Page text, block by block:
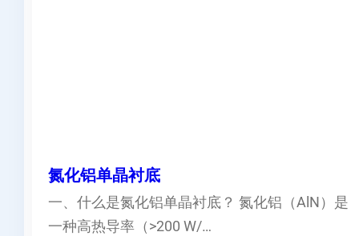
氮化铝单晶衬底
一、什么是氮化铝单晶衬底？ 氮化铝（AlN）是
一种高热导率（>200 W/…